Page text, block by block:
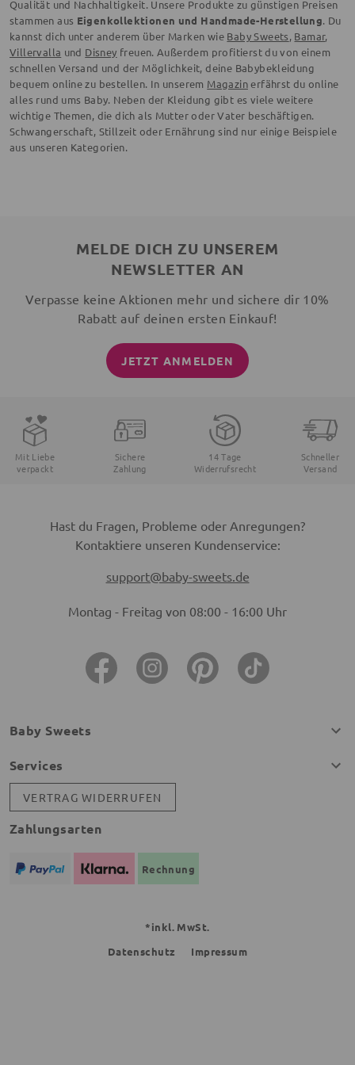
Qualität und Nachhaltigkeit. Unsere Produkte zu günstigen Preisen
stammen aus Eigenkollektionen und Handmade-Herstellung. Du
kannst dich unter anderem über Marken wie Baby Sweets, Bamar,
Villervalla und Disney freuen. Außerdem profitierst du von einem
schnellen Versand und der Möglichkeit, deine Babybekleidung
bequem online zu bestellen. In unserem Magazinerfährst du online
alles rund ums Baby. Neben der Kleidung gibt es viele weitere
wichtige Themen, die dich als Mutter oder Vater beschäftigen.
Schwangerschaft, Stillzeit oder Ernährung sind nur einige Beispiele
aus unseren Kategorien.
MELDE DICH ZU UNSEREM
NEWSLETTER AN
Verpasse keine Aktionen mehr und sichere dir 10%
Rabatt auf deinen ersten Einkauf!
JETZT ANMELDEN
Mit Liebe
verpackt
Sichere
Zahlung
14 Tage
Widerrufsrecht
Schneller
Versand
Hast du Fragen, Probleme oder Anregungen?
Kontaktiere unseren Kundenservice:
support@baby-sweets.de
Montag - Freitag von 08:00 - 16:00 Uhr
Baby Sweets
Services
VERTRAG WIDERRUFEN
Zahlungsarten
Rechnung
*inkl. MwSt.
Datenschutz
Impressum